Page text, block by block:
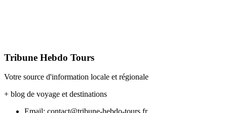
Tribune Hebdo Tours
Votre source d'information locale et régionale
+ blog de voyage et destinations